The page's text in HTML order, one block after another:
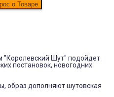
Шут" подойдет
постановок, новогодних
образ дополняют шутовская